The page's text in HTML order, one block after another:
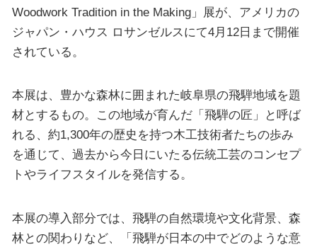
Woodwork Tradition in the Making」展が、アメリカの
ジャパン・ハウス ロサンゼルスにて4月12日まで開催
されている。
本展は、豊かな森林に囲まれた岐阜県の飛騨地域を題
材とするもの。この地域が育んだ「飛騨の匠」と呼ば
れる、約1,300年の歴史を持つ木工技術者たちの歩み
を通じて、過去から今日にいたる伝統工芸のコンセプ
トやライフスタイルを発信する。
本展の導入部分では、飛騨の自然環境や文化背景、森
林との関わりなど、「飛騨が日本の中でどのような意